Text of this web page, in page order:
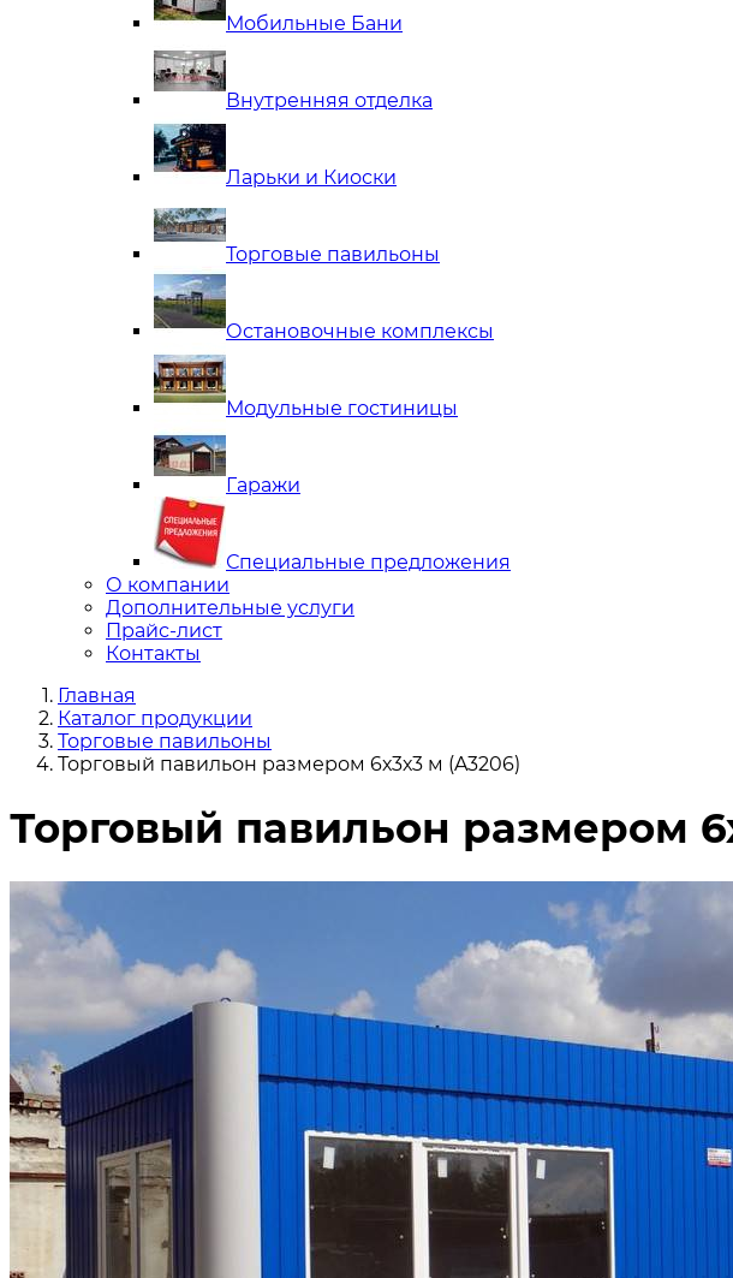
Мобильные Бани
Внутренняя отделка
Ларьки и Киоски
Торговые павильоны
Остановочные комплексы
Модульные гостиницы
Гаражи
Специальные предложения
О компании
Дополнительные услуги
Прайс-лист
Контакты
Главная
Каталог продукции
Торговые павильоны
Торговый павильон размером 6х3х3 м (A3206)
Торговый павильон размером